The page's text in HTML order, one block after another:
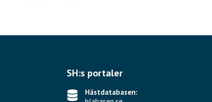
SH:s portaler
Hästdatabasen: